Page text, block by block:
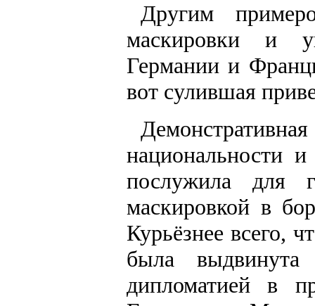
Другим
маскировки и
Германии и
вот сулившая
национальности
послужила для
маскировкой в
Курьёзнее всего,
была
дипломатией в